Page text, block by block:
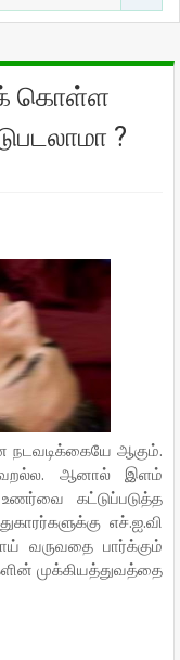
கொள்ள
?
நடவடிக்கையே ஆகும்.
ஆனால் இளம்
கட்டுப்படுத்த
எச்.ஐ.வி
வருவதை பார்க்கும்
முக்கியத்துவத்தை